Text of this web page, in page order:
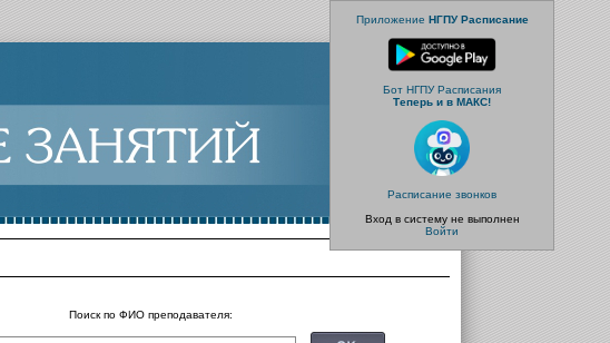
Приложение НГПУ Расписание
Бот НГПУ Расписания
Теперь и в МАКС!
Расписание звонков
Вход в систему не выполнен
Войти
Поиск по ФИО преподавателя: